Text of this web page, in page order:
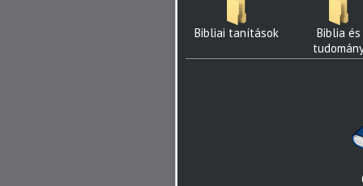
Bibliai tanítások
Biblia és